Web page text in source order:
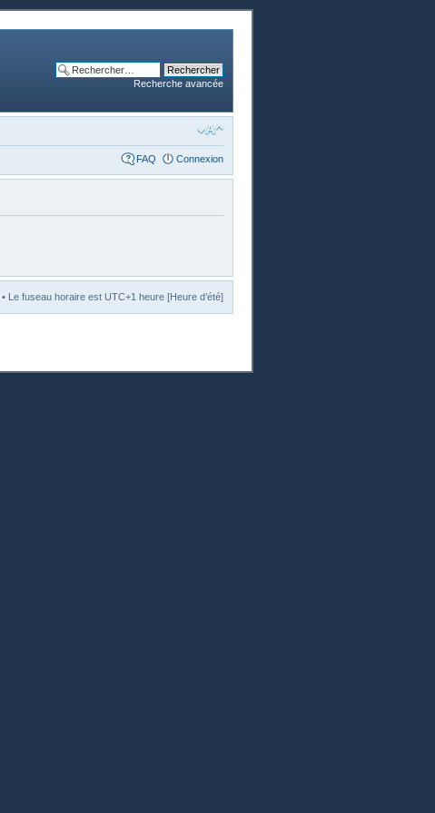
Recherche avancée
FAQ Connexion
• Le fuseau horaire est UTC+1 heure [Heure d’été]